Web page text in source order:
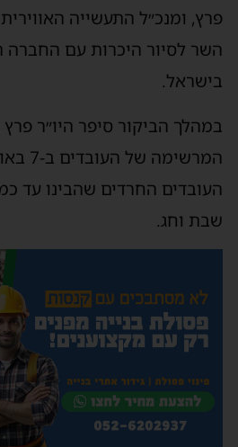
פרץ, ומנכ״ל התעשייה
השר לסיור היכרות עם החברה
בישראל.
במהלך הביקור סיפר היו״ר
העובדים החרדים שהבינו עד
שבת וחג.